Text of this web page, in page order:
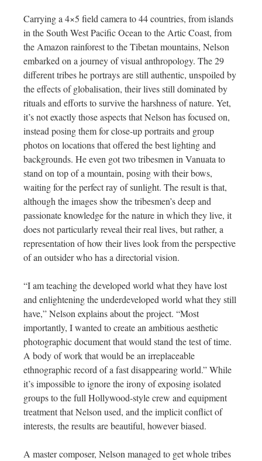
Carrying a 4×5 field camera to 44 countries, from islands
in the South West Pacific Ocean to the Artic Coast, from
the Amazon rainforest to the Tibetan mountains, Nelson
embarked on a journey of visual anthropology. The 29
different tribes he portrays are still authentic, unspoiled by
the effects of globalisation, their lives still dominated by
rituals and efforts to survive the harshness of nature. Yet,
it’s not exactly those aspects that Nelson has focused on,
instead posing them for close-up portraits and group
photos on locations that offered the best lighting and
backgrounds. He even got two tribesmen in Vanuata to
stand on top of a mountain, posing with their bows,
waiting for the perfect ray of sunlight. The result is that,
although the images show the tribesmen’s deep and
passionate knowledge for the nature in which they live, it
does not particularly reveal their real lives, but rather, a
representation of how their lives look from the perspective
of an outsider who has a directorial vision.
“I am teaching the developed world what they have lost
and enlightening the underdeveloped world what they still
have,” Nelson explains about the project. “Most
importantly, I wanted to create an ambitious aesthetic
photographic document that would stand the test of time.
A body of work that would be an irreplaceable
ethnographic record of a fast disappearing world.” While
it’s impossible to ignore the irony of exposing isolated
groups to the full Hollywood-style crew and equipment
treatment that Nelson used, and the implicit conflict of
interests, the results are beautiful, however biased.
A master composer, Nelson managed to get whole tribes